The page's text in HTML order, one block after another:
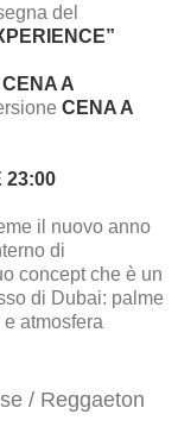
del
CENA A
CENA A
23:00
il nuovo anno
di
concept che è un
di Dubai: palme
atmosfera
/ Reggaeton